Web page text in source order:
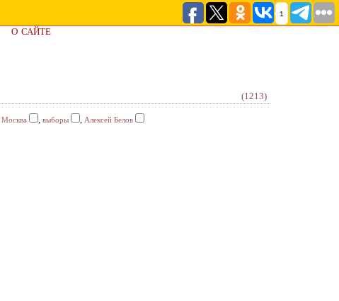
1
О САЙТЕ
(1213)
Москва , выборы , Алексей Белов